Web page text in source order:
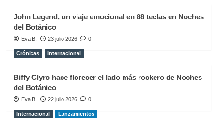
John Legend, un viaje emocional en 88 teclas en Noches
del Botánico
Eva B. 23 julio 2026 0
Crónicas Internacional
Biffy Clyro hace florecer el lado más rockero de Noches
del Botánico
Eva B. 22 julio 2026 0
Internacional Lanzamientos